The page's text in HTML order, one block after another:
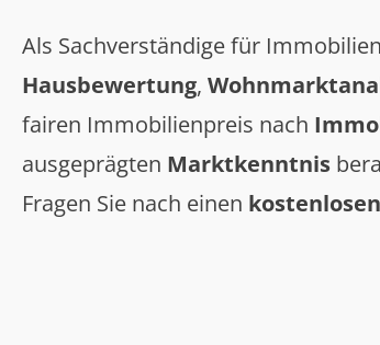
Als Sachverständige für
Hausbewertung,
fairen Immobilienpreis nach
ausgeprägten Marktkenntnis
Fragen Sie nach einen